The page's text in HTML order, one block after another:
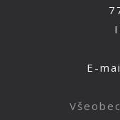
E-